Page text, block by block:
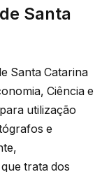
Santa
Santa Catarina
Ciência e
utilização
e
trata dos